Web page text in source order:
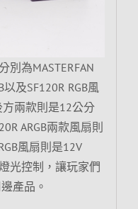
別為MASTERFAN
以及SF120R RGB風
兩款則是12公分
ARGB兩款風扇則
風扇則是12V
光控制，讓玩家們
產品。